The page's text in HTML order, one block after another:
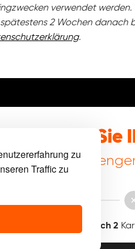
zu
Traffic zu
verwendet
2 Wochen danach
.
Nutzen Sie
Noch 2